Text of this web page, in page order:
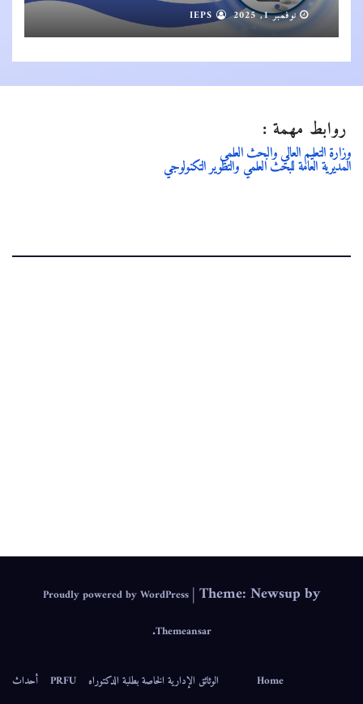
نوفمبر 1, 2025
روابط مهمة :
وزارة التعليم العالي والبحث العلمي
المديرية العامة للبحث العلمي والتطوير التكنولوجي
Proudly powered by WordPress |Theme: Newsup by
Themeansar
.
Home الوثائق الإدارية الخاصة بطلبة الدكتوراه PRFU
أحداث